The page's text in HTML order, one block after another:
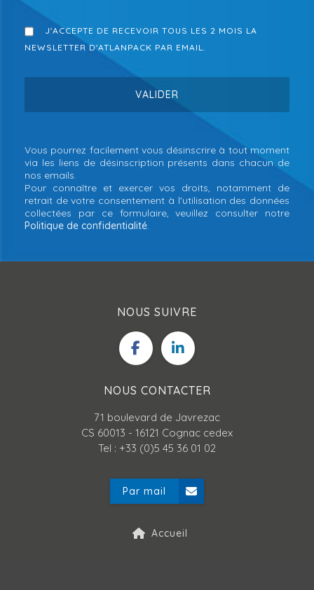
J'ACCEPTE DE RECEVOIR TOUS LES 2 MOIS LA
NEWSLETTER D'ATLANPACK PAR EMAIL.
Vous pourrez facilement vous désinscrire à tout moment
via les liens de désinscription présents dans chacun de
nos emails.
Pour connaître et exercer vos droits, notamment de
retrait de votre consentement à l'utilisation des données
collectées par ce formulaire, veuillez consulter notre
Politique de confidentialité.
NOUS SUIVRE
NOUS CONTACTER
71 boulevard de Javrezac
CS 60013 - 16121 Cognac cedex
Tel : +33 (0)5 45 36 01 02
Par mail
Accueil